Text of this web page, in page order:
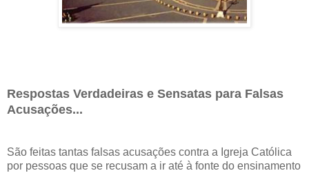
Respostas Verdadeiras e Sensatas para Falsas
Acusações...
São feitas tantas falsas acusações contra a Igreja Católica
por pessoas que se recusam a ir até à fonte do ensinamento